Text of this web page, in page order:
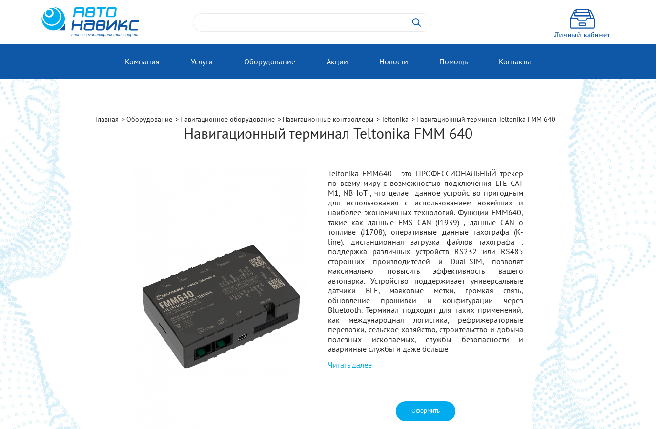
Личный кабинет
Компания Услуги Оборудование Акции Новости Помощь Контакты
Главная Оборудование Навигационное оборудование Навигационные контроллеры Teltonika Навигационный терминал Teltonika FMM 640
Навигационный терминал Teltonika FMM 640
Teltonika FMM640 - это ПРОФЕССИОНАЛЬНЫЙ трекер
по всему миру с возможностью подключения LTE CAT
M1, NB IoT , что делает данное устройство пригодным
для использования с использованием новейших и
наиболее экономичных технологий. Функции FMM640,
такие как данные FMS CAN (J1939) , данные CAN о
топливе (J1708), оперативные данные тахографа (K-
line), дистанционная загрузка файлов тахографа ,
поддержка различных устройств RS232 или RS485
сторонних производителей и Dual-SIM, позволят
максимально повысить эффективность вашего
автопарка. Устройство поддерживает универсальные
датчики BLE, маяковые метки, громкая связь,
обновление прошивки и конфигурации через
Bluetooth. Терминал подходит для таких применений,
как международная логистика, рефрижераторные
перевозки, сельское хозяйство, строительство и добыча
полезных ископаемых, службы безопасности и
аварийные службы и даже больше
Читать далее
Оформить